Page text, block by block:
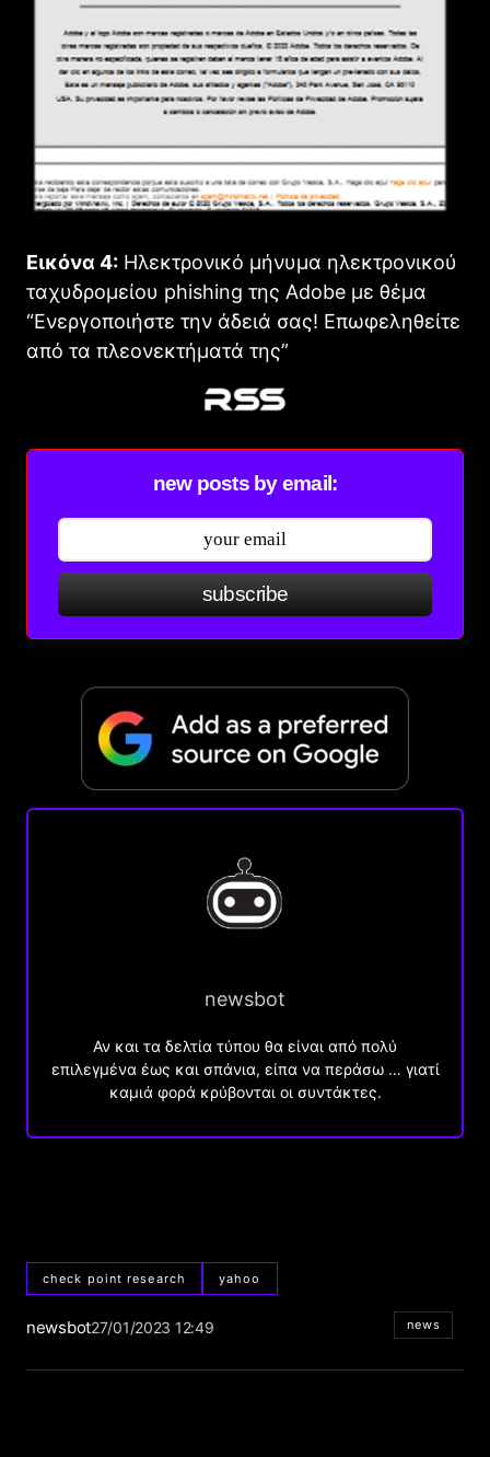
Εικόνα 4: Ηλεκτρονικό μήνυμα ηλεκτρονικού
ταχυδρομείου phishing της Adobe με θέμα
“Ενεργοποιήστε την άδειά σας! Επωφεληθείτε
από τα πλεονεκτήματά της”
new posts by email:
subscribe
newsbot
Αν και τα δελτία τύπου θα είναι από πολύ
επιλεγμένα έως και σπάνια, είπα να περάσω … γιατί
καμιά φορά κρύβονται οι συντάκτες.
check point research yahoo
newsbot27/01/2023 12:49 news